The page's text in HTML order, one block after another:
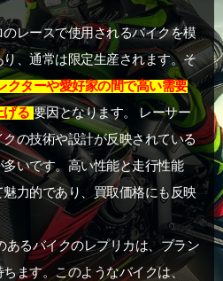
レースで使用されるバイクを模
、通常は限定生産されます。そ
クターや愛好家の間で高い需要
げる 要因となります。 レーサー
の技術や設計が反映されている
いです。高い性能と走行性能
力的であり、買取価格にも反映
あるバイクのレプリカは、ブラン
ます。このようなバイクは、